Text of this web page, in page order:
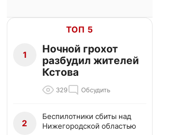
ТОП 5
1
Ночной грохот
разбудил жителей
Кстова
329 Обсудить
2
Беспилотники сбиты над
Нижегородской областью